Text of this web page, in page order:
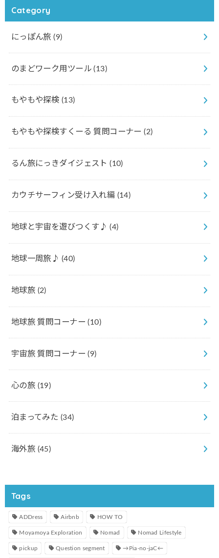
Category
にっぽん旅(9)
のまどワーク用ツール(13)
もやもや探検 (13)
もやもや探検すくーる 質問コーナー(2)
るん旅にっきダイジェスト(10)
カウチサーフィン受け入れ編 (14)
地球と宇宙を遊びつくす♪(4)
地球一周旅♪ (40)
地球旅 (2)
地球旅 質問コーナー(10)
宇宙旅 質問コーナー(9)
心の旅 (19)
泊まってみた (34)
海外旅 (45)
Tags
ADDress Airbnb HOW TO
Moyamoya Exploration Nomad Nomad Lifestyle
pickup Question segment →Pia-no-jaC←